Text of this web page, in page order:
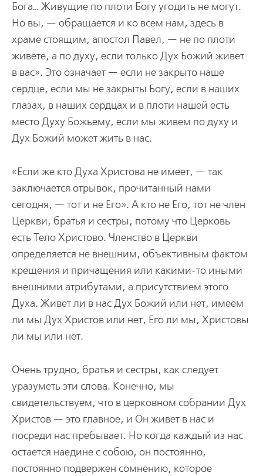
Бога… Живущие по плоти Богу угодить не могут.
Но вы, — обращается и ко всем нам, здесь в
храме стоящим, апостол Павел, — не по плоти
живете, а по духу, если только Дух Божий живет
в вас». Это означает — если не закрыто наше
сердце, если мы не закрыты Богу, если в наших
глазах, в наших сердцах и в плоти нашей есть
место Духу Божьему, если мы живем по духу и
Дух Божий может жить в нас.
«Если же кто Духа Христова не имеет, — так
заключается отрывок, прочитанный нами
сегодня, — тот и не Его». А кто не Его, тот не член
Церкви, братья и сестры, потому что Церковь
есть Тело Христово. Членство в Церкви
определяется не внешним, объективным фактом
крещения и причащения или какими-то иными
внешними атрибутами, а присутствием этого
Духа. Живет ли в нас Дух Божий или нет, имеем
ли мы Дух Христов или нет, Его ли мы, Христовы
ли мы или нет.
Очень трудно, братья и сестры, как следует
уразуметь эти слова. Конечно, мы
свидетельствуем, что в церковном собрании Дух
Христов — это главное, и Он живет в нас и
посреди нас пребывает. Но когда каждый из нас
остается наедине с собою, он постоянно,
постоянно подвержен сомнению, которое